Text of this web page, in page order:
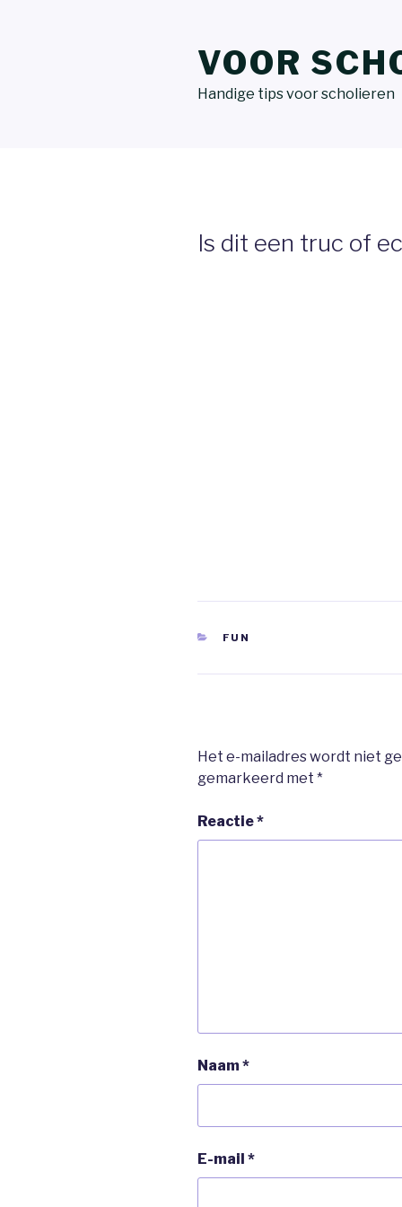
VOOR
Handige tips voor scholieren
Is dit een truc of
CATEGORIEËN
FUN
Het e-mailadres wordt niet
gemarkeerd met *
Reactie*
Naam*
E-mail *